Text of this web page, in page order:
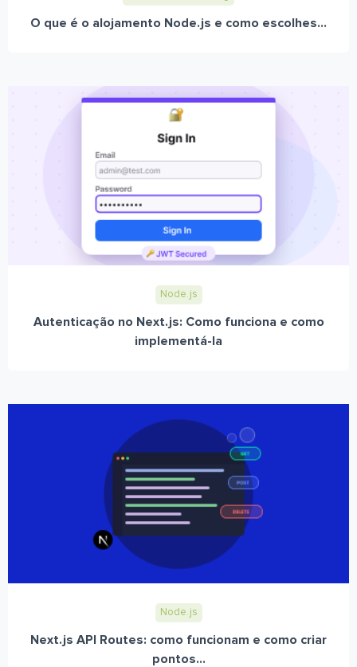
O que é o alojamento Node.js e como escolhes...
Node.js
Autenticação no Next.js: Como funciona e como
implementá-la
Node.js
Next.js API Routes: como funcionam e como criar
pontos...